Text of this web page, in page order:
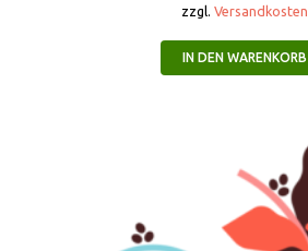
zzgl. Versandkosten
IN DEN WARENKORB